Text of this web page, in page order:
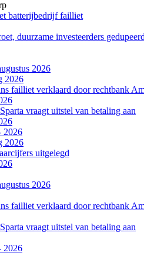
batterijbedrijf failliet
duurzame investeerders gedupeerd
2026
2026
failliet verklaard door rechtbank
vraagt uitstel van betaling aan
2026
2026
uitgelegd
2026
failliet verklaard door rechtbank
vraagt uitstel van betaling aan
2026